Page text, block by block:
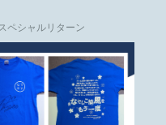
ペシャルリターン